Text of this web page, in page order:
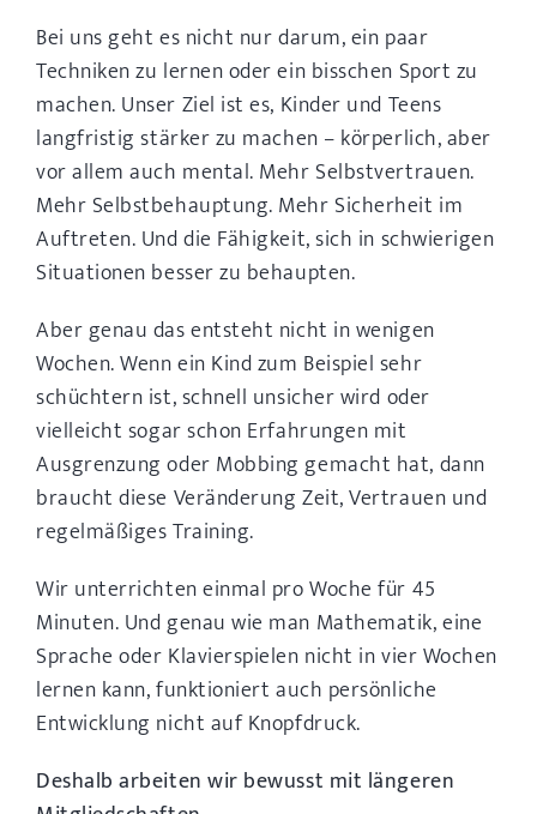
Bei uns geht es nicht nur darum, ein paar
Techniken zu lernen oder ein bisschen Sport zu
machen. Unser Ziel ist es, Kinder und Teens
langfristig stärker zu machen – körperlich, aber
vor allem auch mental. Mehr Selbstvertrauen.
Mehr Selbstbehauptung. Mehr Sicherheit im
Auftreten. Und die Fähigkeit, sich in schwierigen
Situationen besser zu behaupten.
Aber genau das entsteht nicht in wenigen
Wochen. Wenn ein Kind zum Beispiel sehr
schüchtern ist, schnell unsicher wird oder
vielleicht sogar schon Erfahrungen mit
Ausgrenzung oder Mobbing gemacht hat, dann
braucht diese Veränderung Zeit, Vertrauen und
regelmäßiges Training.
Wir unterrichten einmal pro Woche für 45
Minuten. Und genau wie man Mathematik, eine
Sprache oder Klavierspielen nicht in vier Wochen
lernen kann, funktioniert auch persönliche
Entwicklung nicht auf Knopfdruck.
Deshalb arbeiten wir bewusst mit längeren